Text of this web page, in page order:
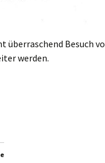
überraschend Besuch
werden.